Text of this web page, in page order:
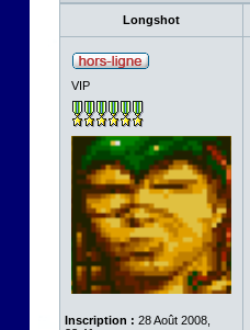
Longshot
VIP
Inscription : 28 Août 2008,